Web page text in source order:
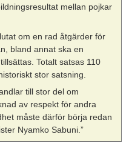
mellan pojkar
om en rad åtgärder för
bland annat ska en
Totalt satsas 110
stor satsning.
till stor del om
av respekt för andra
måste därför börja redan
Nyamko Sabuni.”